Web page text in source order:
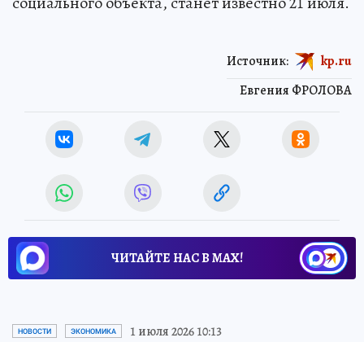
Евгения ФРОЛОВА
Источник: kp.ru
ЧИТАЙТЕ НАС В МАХ!
НОВОСТИ ЭКОНОМИКА 1 июля 2026 10:13